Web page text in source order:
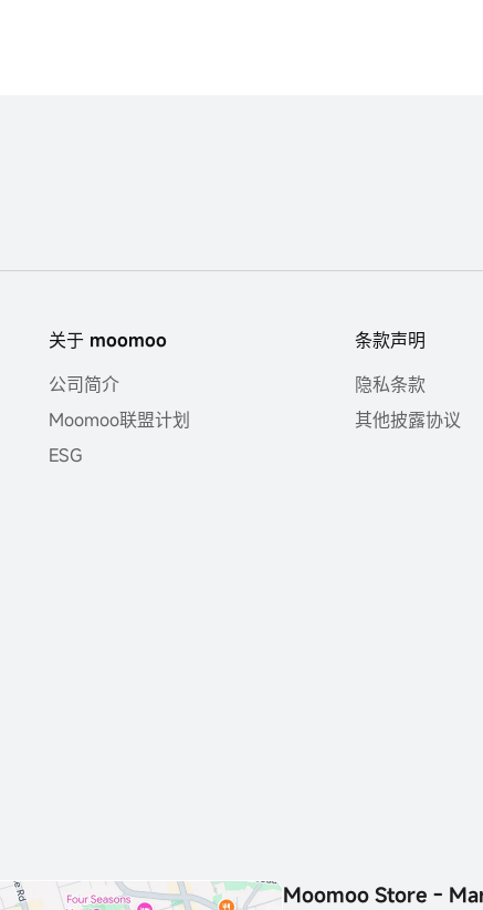
关于 moomoo
公司简介
Moomoo联盟计划
ESG
条款声明
隐私条款
其他披露协议
Moomoo Store -